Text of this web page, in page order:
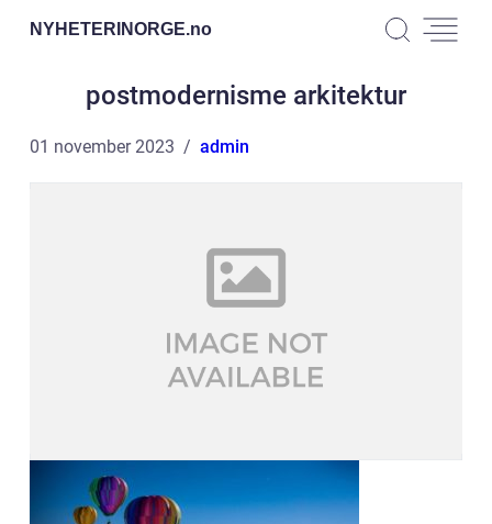
NYHETERINORGE.no
postmodernisme arkitektur
01 november 2023 admin